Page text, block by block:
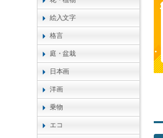
絵入文字
格言
庭・盆栽
日本画
洋画
乗物
エコ